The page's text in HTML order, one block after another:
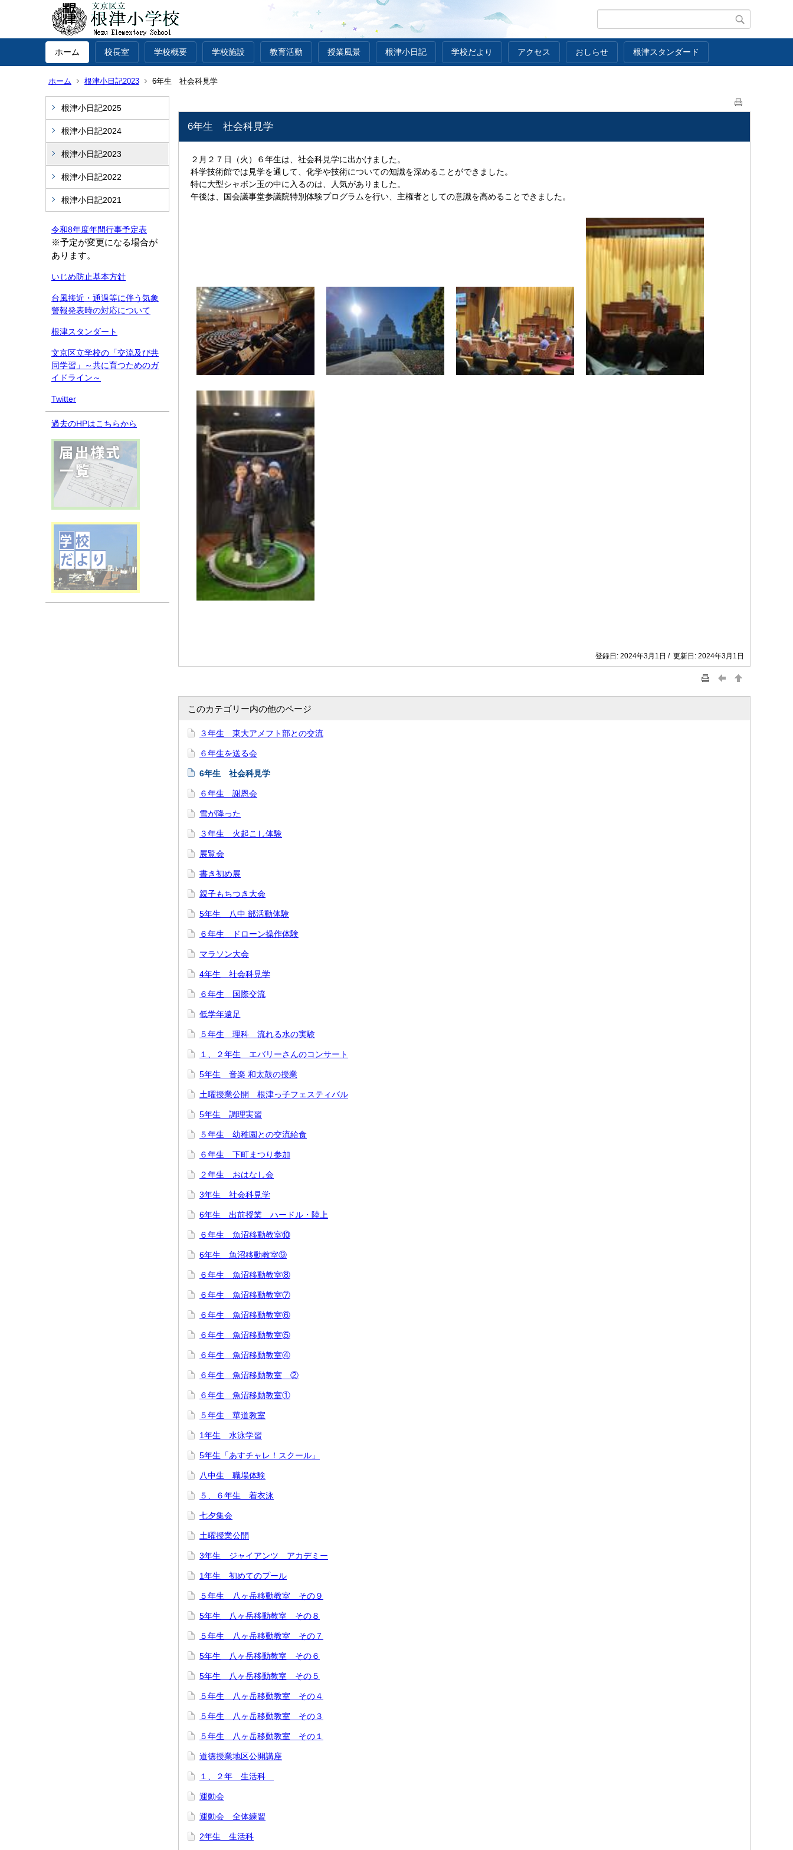
ホーム 校長室 学校概要 学校施設 教育活動 授業風景 根津小日記 学校だより アクセス おしらせ 根津スタンダード
ホーム 根津小日記2023 6年生 社会科見学
根津小日記2025
根津小日記2024
根津小日記2023
根津小日記2022
根津小日記2021
令和8年度年間行事予定表
※予定が変更になる場合が
あります。
いじめ防止基本方針
台風接近・通過等に伴う気象
警報発表時の対応について
根津スタンダート
文京区立学校の「交流及び共
同学習」～共に育つためのガ
イドライン～
Twitter
過去のHPはこちらから
6年生 社会科見学
２月２７日（火）６年生は、社会科見学に出かけました。
科学技術館では見学を通して、化学や技術についての知識を深めることができました。
特に大型シャボン玉の中に入るのは、人気がありました。
午後は、国会議事堂参議院特別体験プログラムを行い、主権者としての意識を高めることできました。
登録日: 2024年3月1日 / 更新日: 2024年3月1日
このカテゴリー内の他のページ
３年生 東大アメフト部との交流
６年生を送る会
6年生 社会科見学
６年生 謝恩会
雪が降った
３年生 火起こし体験
展覧会
書き初め展
親子もちつき大会
5年生 八中 部活動体験
６年生 ドローン操作体験
マラソン大会
4年生 社会科見学
６年生 国際交流
低学年遠足
５年生 理科 流れる水の実験
１、２年生 エバリーさんのコンサート
5年生 音楽 和太鼓の授業
土曜授業公開 根津っ子フェスティバル
5年生 調理実習
５年生 幼稚園との交流給食
６年生 下町まつり参加
２年生 おはなし会
3年生 社会科見学
6年生 出前授業 ハードル・陸上
６年生 魚沼移動教室⑩
6年生 魚沼移動教室⑨
６年生 魚沼移動教室⑧
６年生 魚沼移動教室⑦
６年生 魚沼移動教室⑥
６年生 魚沼移動教室⑤
６年生 魚沼移動教室④
６年生 魚沼移動教室 ②
６年生 魚沼移動教室①
５年生 華道教室
1年生 水泳学習
5年生「あすチャレ！スクール」
八中生 職場体験
５、６年生 着衣泳
七夕集会
土曜授業公開
3年生 ジャイアンツ アカデミー
1年生 初めてのプール
５年生 八ヶ岳移動教室 その９
5年生 八ヶ岳移動教室 その８
５年生 八ヶ岳移動教室 その７
5年生 八ヶ岳移動教室 その６
5年生 八ヶ岳移動教室 その５
５年生 八ヶ岳移動教室 その４
５年生 八ヶ岳移動教室 その３
５年生 八ヶ岳移動教室 その１
道徳授業地区公開講座
１、２年 生活科
運動会
運動会 全体練習
2年生 生活科